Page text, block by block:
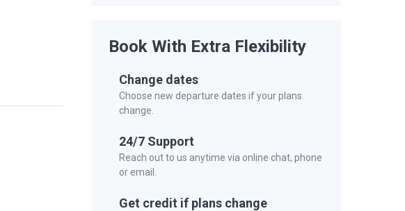
Book With Extra Flexibility
Change dates
Choose new departure dates if your plans
change.
24/7 Support
Reach out to us anytime via online chat, phone
or email.
Get credit if plans change